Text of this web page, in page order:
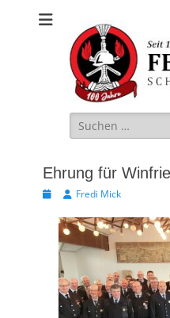
Suche
nach:
Ehrung für
Veröffentlicht
AutorFredi Mick